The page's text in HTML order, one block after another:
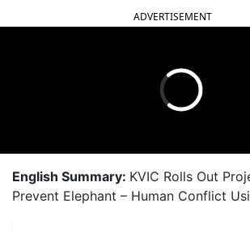
ADVERTISEMENT
English Summary: KVIC Rolls Out
Prevent Elephant – Human Conflict